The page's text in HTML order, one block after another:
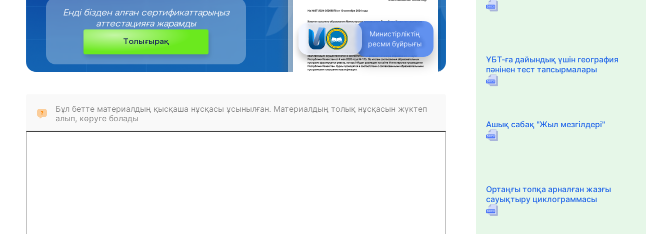
Министірліктің
ресми бұйрығы
Енді бізден алған сертификаттарыңыз
аттестацияға жарамды
Толығырақ
Бұл бетте материалдың қысқаша нұсқасы ұсынылған. Материалдың толық нұсқасын жүктеп
алып, көруге болады
ҰБТ-ға дайындық үшін география
пәнінен тест тапсырмалары
Ашық сабақ "Жыл мезгілдері"
Ортаңғы топқа арналған жазғы
сауықтыру циклограммасы